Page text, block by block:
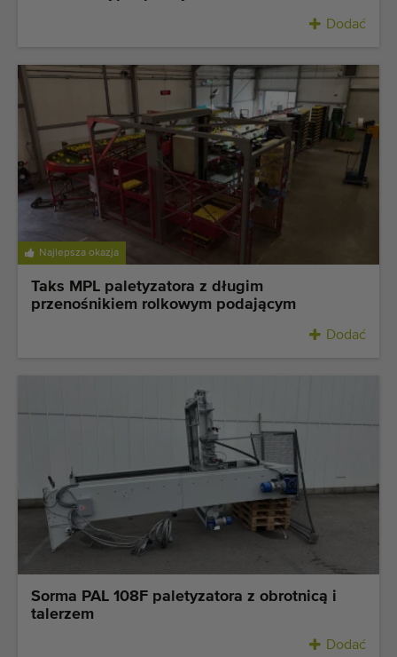
Dodać
Najlepsza okazja
Taks MPL paletyzatora z długim
przenośnikiem rolkowym podającym
Dodać
Sorma PAL 108F paletyzatora z obrotnicą i
talerzem
Dodać